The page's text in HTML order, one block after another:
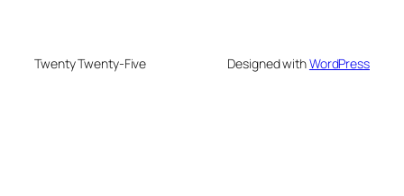
Twenty Twenty-Five Designed withWordPress